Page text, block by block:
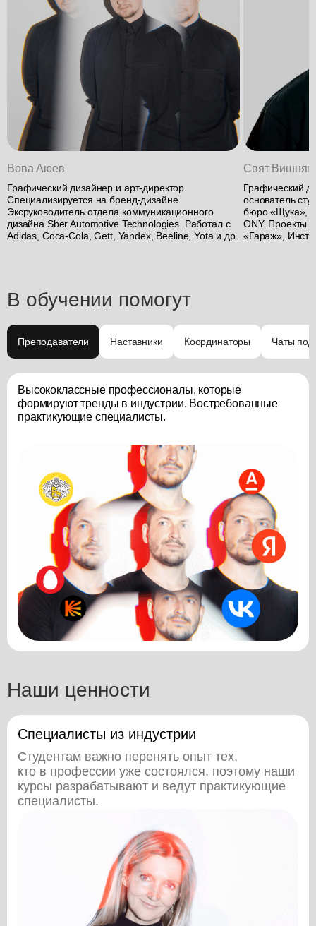
Вова Аюев
Графический дизайнер и арт-директор.
Специализируется на бренд-дизайне.
Эксруководитель отдела коммуникационного
дизайна Sber Automotive Technologies. Работал с
Adidas, Coca-Cola, Gett, Yandex, Beeline, Yota и др.
Свят
Графический
основатель
бюро «Щука»,
ONY. Проекты
«Гараж»,
В обучении помогут
Преподаватели Наставники Координаторы Чаты
Высококлассные профессионалы, которые
формируют тренды в индустрии. Востребованные
практикующие специалисты.
Наши ценности
Специалисты из индустрии
Студентам важно перенять опыт тех,
кто в профессии уже состоялся, поэтому наши
курсы разрабатывают и ведут практикующие
специалисты.